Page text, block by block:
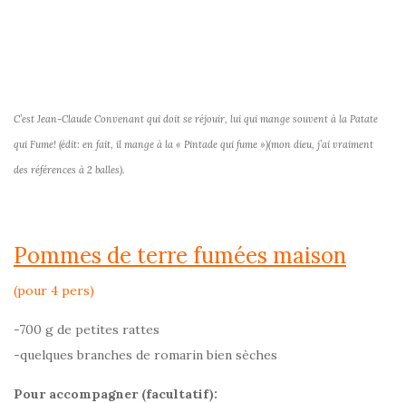
C’est Jean-Claude Convenant qui doit se réjouir, lui qui mange souvent à la Patate
qui Fume! (édit: en fait, il mange à la « Pintade qui fume »)(mon dieu, j’ai vraiment
des références à 2 balles).
Pommes de terre fumées maison
(pour 4 pers)
-700 g de petites rattes
-quelques branches de romarin bien sèches
Pour accompagner (facultatif):